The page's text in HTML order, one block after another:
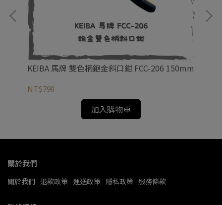
KEIBA 馬牌 雙色柄鉋金斜口鉗 FCC-206 150mm
NT$790
加入購物車
關於我們
關於我們 退款政策 運送政策 隱私政策 服務條款